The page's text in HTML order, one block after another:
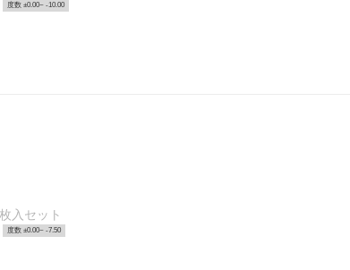
度数 ±0.00~ -10.00
入セット
度数 ±0.00~ -7.50